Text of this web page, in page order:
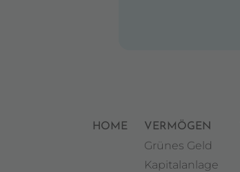
HOME VERMÖGEN
Grünes Geld
Kapitalanlage